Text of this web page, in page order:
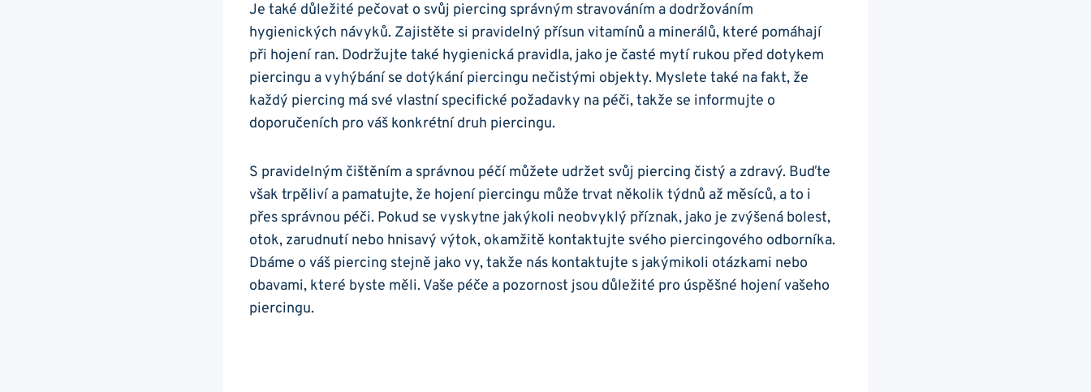
Je také důležité pečovat o svůj piercing správným stravováním a dodržováním
hygienických návyků. Zajistěte si pravidelný přísun vitamínů a minerálů, které pomáhají
při hojení ran. Dodržujte také hygienická pravidla, jako je časté mytí rukou před dotykem
piercingu a vyhýbání se dotýkání piercingu nečistými objekty. Myslete také na fakt, že
každý piercing má své vlastní specifické požadavky na péči, takže se informujte o
doporučeních pro váš konkrétní druh piercingu.
S pravidelným čištěním a správnou péčí můžete udržet svůj piercing čistý a zdravý. Buďte
však trpěliví a pamatujte, že hojení piercingu může trvat několik týdnů až měsíců, a to i
přes správnou péči. Pokud se vyskytne jakýkoli neobvyklý příznak, jako je zvýšená bolest,
otok, zarudnutí nebo hnisavý výtok, okamžitě kontaktujte svého piercingového odborníka.
Dbáme o váš piercing stejně jako vy, takže nás kontaktujte s jakýmikoli otázkami nebo
obavami, které byste měli. Vaše péče a pozornost jsou důležité pro úspěšné hojení vašeho
piercingu.